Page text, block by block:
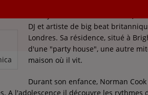
DJ et artiste de big beat
Londres. Sa résidence, situé à
d'une "party house", une autre
maison où il vit.
Durant son enfance, Norman
A l'adolescence il découvre les